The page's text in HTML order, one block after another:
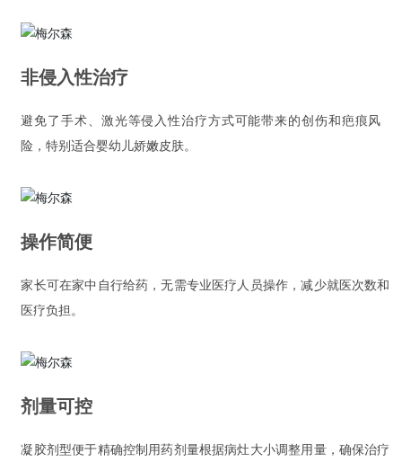
非侵入性治疗
避免了手术、激光等侵入性治疗方式可能带来的创伤和疤痕风
险，特别适合婴幼儿娇嫩皮肤。
操作简便
家长可在家中自行给药，无需专业医疗人员操作，减少就医次数和
医疗负担。
剂量可控
凝胶剂型便于精确控制用药剂量根据病灶大小调整用量，确保治疗